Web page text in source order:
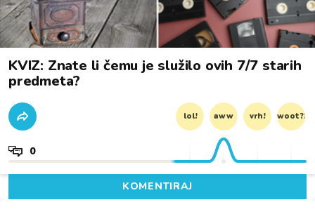
KVIZ: Znate li čemu je služilo ovih 7/7 starih
predmeta?
lol! aww vrh! woot?!
0
KOMENTIRAJ